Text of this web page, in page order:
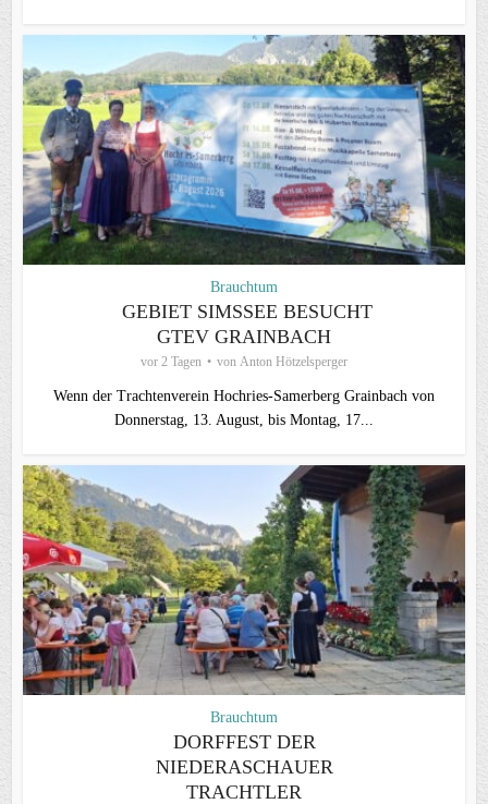
Brauchtum
GEBIET SIMSSEE BESUCHT
GTEV GRAINBACH
vor 2 Tagen von Anton Hötzelsperger
Wenn der Trachtenverein Hochries-Samerberg Grainbach von
Donnerstag, 13. August, bis Montag, 17...
Brauchtum
DORFFEST DER
NIEDERASCHAUER
TRACHTLER